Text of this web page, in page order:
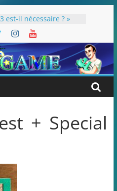
est-il nécessaire ? »
des JV Harry
: ceci est une
pas) !
2022
+ Special